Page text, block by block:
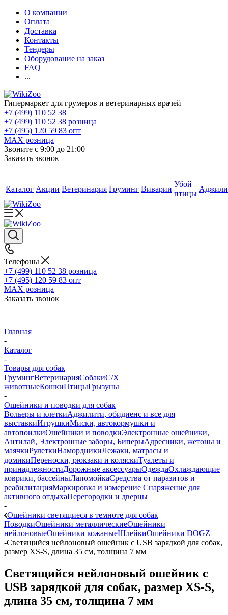
О компании
Оплата
Доставка
Контакты
Тендеры
Оборудование на заказ
FAQ
...
Гипермаркет для грумеров и ветеринарных врачей
+7 (499) 110 52 38
+7 (499) 110 52 38 розница
+7 (495) 120 59 83 опт
MAX розница
Звоните с 9:00 до 21:00
Заказать звонок
Каталог Акции Ветеринария Груминг Виварии
Убой
птицы
Телефоны
+7 (499) 110 52 38 розница
+7 (495) 120 59 83 опт
MAX розница
Заказать звонок
Главная
-
Каталог
-
Товары для собак
ГрумингВетеринарияСобакиС/Х
животныеКошкиПтицыГрызуны
-
Ошейники и поводки для собак
Вольеры и клеткиАджилити, обидиенс и все для
выставкиИгрушкиМиски, автокормушки и
автопоилкиОшейники и поводкиЭлектронные ошейники,
Антилай, Электронные заборы, БиперыАдресники, жетоны и
маячкиРулеткиНамордникиЛежаки, матрасы и
домикиПереноски, рюкзаки и коляскиТуалеты и
принадлежностиДорожные аксессуарыОдеждаОхлаждающие
коврики, бассейныЛапомойкаСредства от паразитов и
реабилитацияМаркировка и измерение Снаряжение для
активного отдыхаПерегородки и дверцы
-
Ошейники светящиеся в темноте для собак
ПоводкиОшейники металлическиеОшейники
нейлоновыеОшейники кожаныеШлейкиОшейники DOGZ
-Светящийся нейлоновый ошейник с USB зарядкой для собак,
размер XS-S, длина 35 см, толщина 7 мм
Светящийся нейлоновый ошейник с
USB зарядкой для собак, размер XS-S,
длина 35 см, толщина 7 мм